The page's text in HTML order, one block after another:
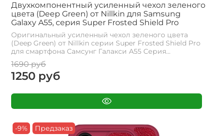
Двухкомпонентный усиленный чехол зеленого
цвета (Deep Green) от Nillkin для Samsung
Galaxy A55, серия Super Frosted Shield Pro
Оригинальный усиленный чехол зеленого цвета
(Deep Green) от Nillkin серии Super Frosted Shield Pro
для смартфона Самсунг Галакси А55 Cерия...
1690 руб
1250 руб
-9% Предзаказ